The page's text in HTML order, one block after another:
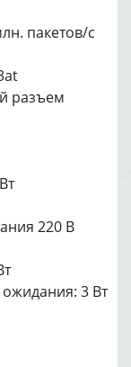
пакетов/с
разъем
220 В
3 Вт